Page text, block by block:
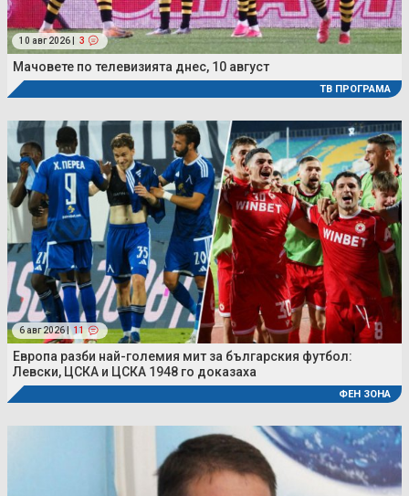
10 авг 2026 | 3
Мачовете по телевизията днес, 10 август
ТВ ПРОГРАМА
6 авг 2026 | 11
Европа разби най-големия мит за българския футбол:
Левски, ЦСКА и ЦСКА 1948 го доказаха
ФЕН ЗОНА